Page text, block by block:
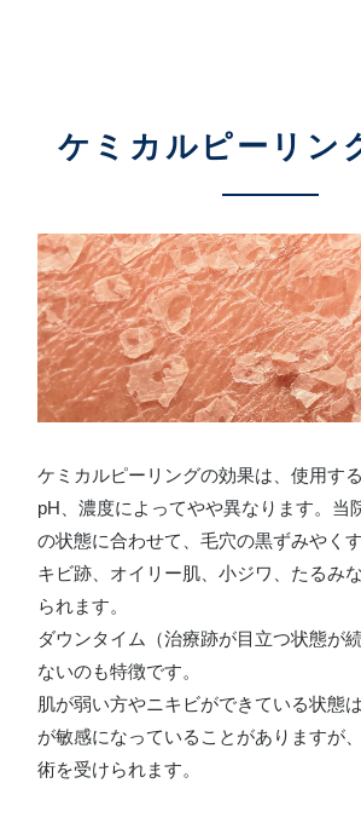
ケミカルピーリン
ケミカルピーリングの効果は、使用す
pH、濃度によってやや異なります。当
の状態に合わせて、毛穴の黒ずみやく
キビ跡、オイリー肌、小ジワ、たるみ
られます。
ダウンタイム（治療跡が目立つ状態が
ないのも特徴です。
肌が弱い方やニキビができている状態
が敏感になっていることがありますが
術を受けられます。